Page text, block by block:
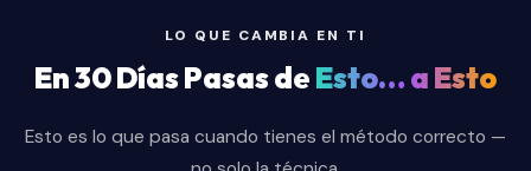
LO QUE CAMBIA EN TI
En 30 Días Pasas deEsto… a Esto
Esto es lo que pasa cuando tienes el método correcto —